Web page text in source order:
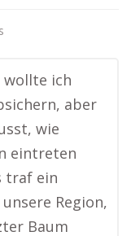
wollte ich
aber
wie
eintreten
traf ein
Region,
Baum